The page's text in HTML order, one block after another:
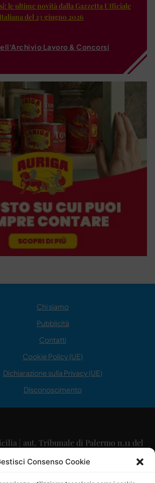
Consenso Cookie
le ultime novità dalla Gazzetta Ufficiale
del 23 giugno 2026
Lavoro & Concorsi
Chi siamo
Pubblicità
Contatti
Cookie Policy (UE)
Dichiarazione sulla Privacy (UE)
Disconoscimento
| aut. Tribunale di Palermo n.11 del
29/09/2015